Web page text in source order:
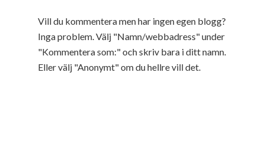
Vill du kommentera men har ingen egen blogg?
Inga problem. Välj "Namn/webbadress" under
"Kommentera som:" och skriv bara i ditt namn.
Eller välj "Anonymt" om du hellre vill det.